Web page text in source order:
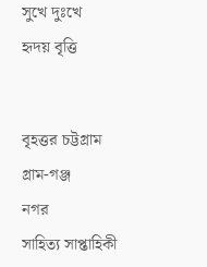
সুখে দুঃখে
হৃদয় বৃত্তি
বৃহত্তর চট্টগ্রাম
গ্রাম-গঞ্জ
নগর
সাহিত্য সাপ্তাহিকী